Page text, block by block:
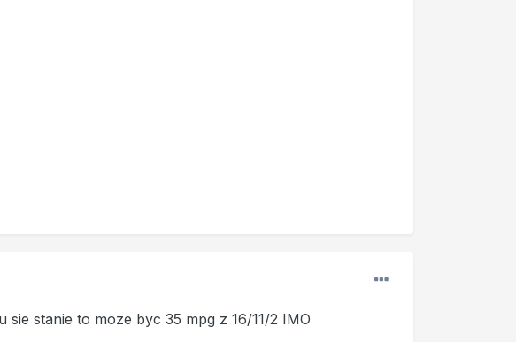
stanie to moze byc 35 mpg z 16/11/2 IMO